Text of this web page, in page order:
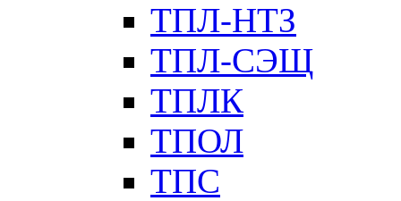
ТПЛ-НТЗ
ТПЛ-СЭЩ
ТПЛК
ТПОЛ
ТПС